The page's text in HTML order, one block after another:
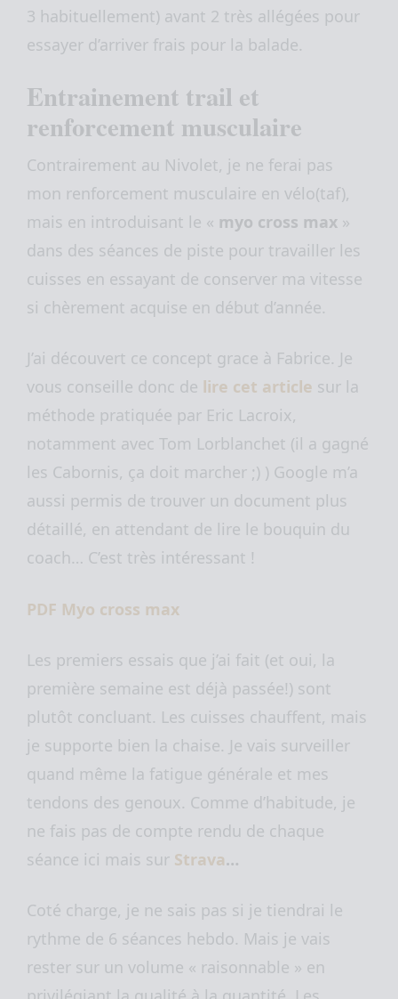
3 habituellement) avant 2 très allégées pour
essayer d’arriver frais pour la balade.
Entrainement trail et
renforcement musculaire
Contrairement au Nivolet, je ne ferai pas
mon renforcement musculaire en vélo(taf),
mais en introduisant le « myo cross max »
dans des séances de piste pour travailler les
cuisses en essayant de conserver ma vitesse
si chèrement acquise en début d’année.
J’ai découvert ce concept grace à Fabrice. Je
vous conseille donc de lire cet article sur la
méthode pratiquée par Eric Lacroix,
notamment avec Tom Lorblanchet (il a gagné
les Cabornis, ça doit marcher ;) ) Google m’a
aussi permis de trouver un document plus
détaillé, en attendant de lire le bouquin du
coach… C’est très intéressant !
PDF Myo cross max
Les premiers essais que j’ai fait (et oui, la
première semaine est déjà passée!) sont
plutôt concluant. Les cuisses chauffent, mais
je supporte bien la chaise. Je vais surveiller
quand même la fatigue générale et mes
tendons des genoux. Comme d’habitude, je
ne fais pas de compte rendu de chaque
séance ici mais sur Strava…
Coté charge, je ne sais pas si je tiendrai le
rythme de 6 séances hebdo. Mais je vais
rester sur un volume « raisonnable » en